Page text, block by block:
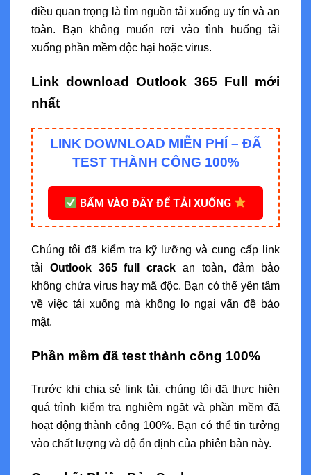
điều quan trọng là tìm nguồn tải xuống uy tín và an
toàn. Bạn không muốn rơi vào tình huống tải
xuống phần mềm độc hại hoặc virus.
Link download Outlook 365 Full mới
nhất
LINK DOWNLOAD MIỄN PHÍ – ĐÃ
TEST THÀNH CÔNG 100%
BẤM VÀO ĐÂY ĐỂ TẢI XUỐNG
Chúng tôi đã kiểm tra kỹ lưỡng và cung cấp link
tải Outlook 365 full crack an toàn, đảm bảo
không chứa virus hay mã độc. Bạn có thể yên tâm
về việc tải xuống mà không lo ngại vấn đề bảo
mật.
Phần mềm đã test thành công 100%
Trước khi chia sẻ link tải, chúng tôi đã thực hiện
quá trình kiểm tra nghiêm ngặt và phần mềm đã
hoạt động thành công 100%. Bạn có thể tin tưởng
vào chất lượng và độ ổn định của phiên bản này.